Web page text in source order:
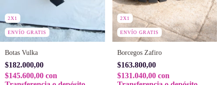
2X1
ENVÍO GRATIS
Botas Vulka
$182.000,00
$145.600,00 con
2X1
ENVÍO GRATIS
Borcegos Zafiro
$163.800,00
$131.040,00 con